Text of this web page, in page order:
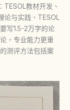
教材开发、
论与实践、TESOL
写1.5-2万字的论
，专业能力更重
测评方法包括案